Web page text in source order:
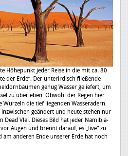
Höhepunkt jeder Reise in die mit ca. 80
der Erde“. Der unterirdisch fließende
genug Wasser geliefert, um
zu überleben. Obwohl der Regen hier
die tief liegenden Wasseradern.
geändert und heute stehen nur
Dead Vlei. Dieses Bild hat jeder Namibia-
Augen und brennt darauf, es „live“ zu
am anderen Ende unserer Erde hat noch